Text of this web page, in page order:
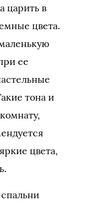
царить в
цвета.
ее
тона и
цвета,
спальни